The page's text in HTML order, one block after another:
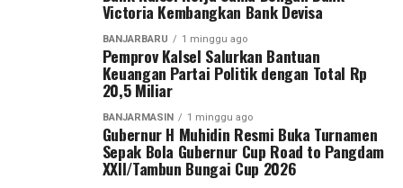
Sementara itu, Pangdam XXII/Tambun Bungai Mayjen
TNI Zainal Arifin menegaskan turnamen ini merupakan
langkah nyata Kodam XXII/Tambun Bungai dalam
membangun ekosistem pembinaan sepak bola di dua
wilayah yang berada di bawah tanggung jawabnya, yakni
Kalimantan Selatan dan Kalimantan Tengah.
Post Views: 31
Sebarkan
WhatsApp 0
Messenger 0 Twitter 0
Victoria Kembangkan Bank Devisa
BANJARBARU 1 minggu ago
Pemprov Kalsel Salurkan Bantuan
Keuangan Partai Politik dengan Total Rp
20,5 Miliar
BANJARMASIN 1 minggu ago
Gubernur H Muhidin Resmi Buka Turnamen
Sepak Bola Gubernur Cup Road to Pangdam
XXII/Tambun Bungai Cup 2026